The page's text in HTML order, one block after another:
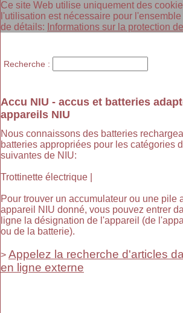
Ce site Web utilise uniquement des
l'utilisation est nécessaire pour
de détails: Informations sur la protection
Accu NIU - accus et batteries
appareils NIU
Nous connaissons des batteries
batteries appropriées pour les catégories
suivantes de NIU:
Trottinette électrique |
Pour trouver un accumulateur ou une pile
appareil NIU donné, vous pouvez entrer
ligne la désignation de l'appareil (de
ou de la batterie).
> Appelez la recherche d'articles
en ligne externe
Recherche :